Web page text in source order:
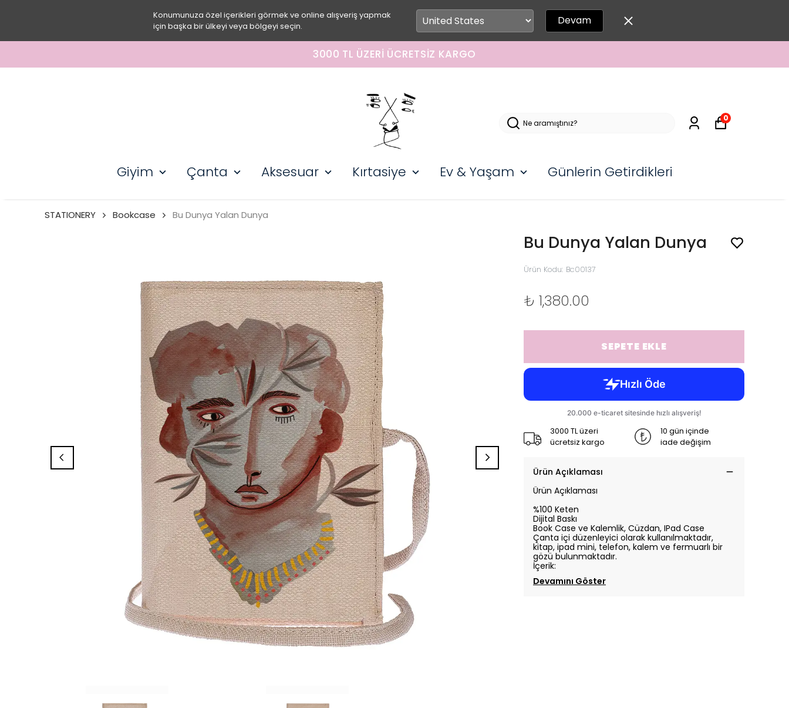
Konumunuza özel içerikleri görmek ve online alışveriş yapmak
için başka bir ülkeyi veya bölgeyi seçin.
Devam
3000 TL ÜZERI ÜCRETSIZ KARGO
Giyim Çanta Aksesuar Kırtasiye Ev & Yaşam Günlerin Getirdikleri
0
STATIONERY Bookcase Bu Dunya Yalan Dunya
Bu Dunya Yalan Dunya
Ürün Kodu: Bc00137
₺ 1,380.00
SEPETE EKLE
3000 TL üzeri
ücretsiz kargo
10 gün içinde
iade değişim
Ürün Açıklaması
Ürün Açıklaması
%100 Keten
Dijital Baskı
Book Case ve Kalemlik, Cüzdan, IPad Case
Çanta içi düzenleyici olarak kullanılmaktadır,
kitap, ipad mini, telefon, kalem ve fermuarlı bir
gözü bulunmaktadır.
İçerik:
Devamını Göster